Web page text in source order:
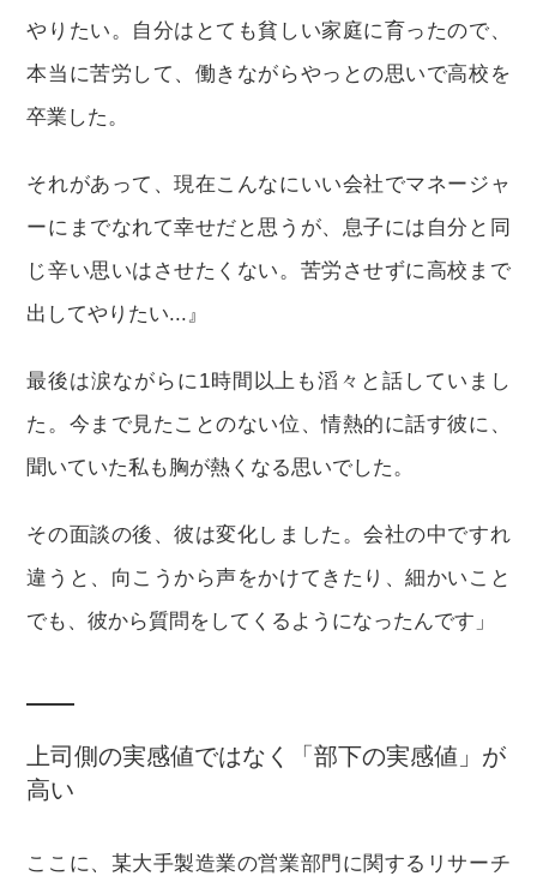
やりたい。自分はとても貧しい家庭に育ったので、
本当に苦労して、働きながらやっとの思いで高校を
卒業した。
それがあって、現在こんなにいい会社でマネージャ
ーにまでなれて幸せだと思うが、息子には自分と同
じ辛い思いはさせたくない。苦労させずに高校まで
出してやりたい...』
最後は涙ながらに1時間以上も滔々と話していまし
た。今まで見たことのない位、情熱的に話す彼に、
聞いていた私も胸が熱くなる思いでした。
その面談の後、彼は変化しました。会社の中ですれ
違うと、向こうから声をかけてきたり、細かいこと
でも、彼から質問をしてくるようになったんです」
上司側の実感値ではなく「部下の実感値」が
高い
ここに、某大手製造業の営業部門に関するリサーチ